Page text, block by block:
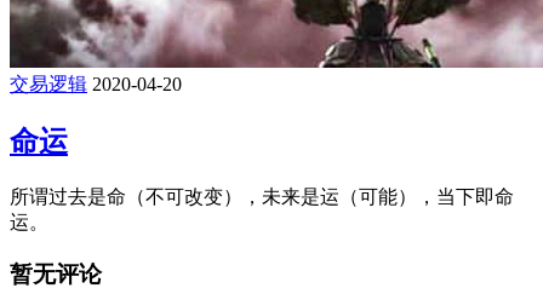
交易逻辑 2020-04-20
命运
所谓过去是命（不可改变），未来是运（可能），当下即命
运。
暂无评论